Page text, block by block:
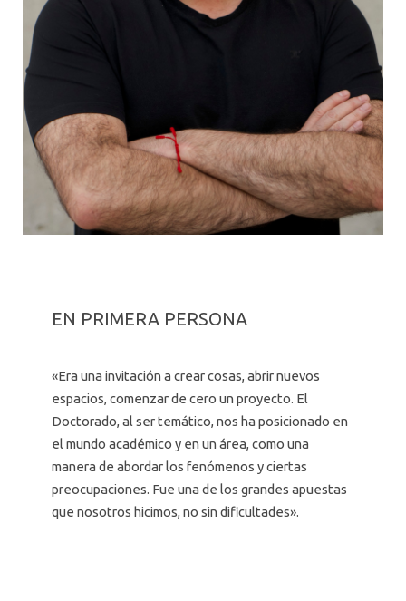
EN PRIMERA PERSONA
«Era una invitación a crear cosas, abrir nuevos
espacios, comenzar de cero un proyecto. El
Doctorado, al ser temático, nos ha posicionado en
el mundo académico y en un área, como una
manera de abordar los fenómenos y ciertas
preocupaciones. Fue una de los grandes apuestas
que nosotros hicimos, no sin dificultades».